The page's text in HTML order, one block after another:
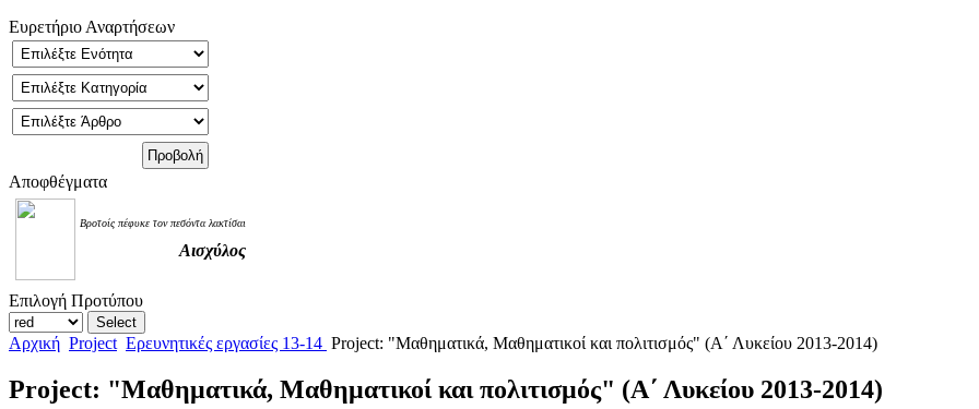
Ευρετήριο Αναρτήσεων
Αποφθέγματα
Βροτοίς πέφυκε τον πεσόντα λακτίσαι
Αισχύλος
Επιλογή Προτύπου
Αρχική Project Ερευνητικές εργασίες 13-14 Project: "Μαθηματικά, Μαθηματικοί και πολιτισμός" (Α΄ Λυκείου 2013-2014)
Project: "Μαθηματικά, Μαθηματικοί και πολιτισμός" (Α΄ Λυκείου 2013-2014)